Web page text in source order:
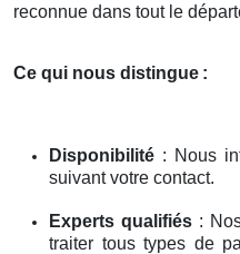
reconnue dans tout le
Ce qui nous distingue :
Disponibilité : Nous
suivant votre contact.
Experts qualifiés :
traiter tous types de